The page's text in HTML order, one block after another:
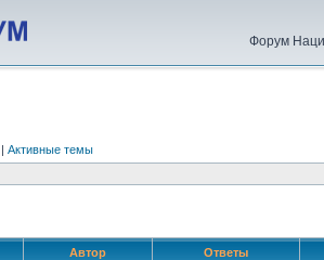
Форум
| Активные темы
Автор Ответы